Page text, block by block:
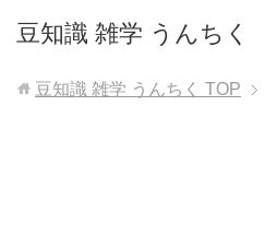
豆知識 雑学 うんちく
豆知識 雑学 うんちく TOP